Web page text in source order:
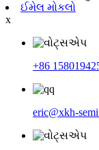
ઈમેલ મોકલો
x
+86
eric@xkh-